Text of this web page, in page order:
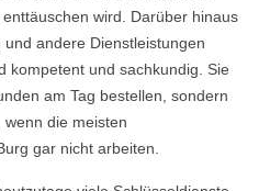
wird. Darüber hinaus
andere Dienstleistungen
kompetent und sachkundig. Sie
am Tag bestellen, sondern
die meisten
gar nicht arbeiten.